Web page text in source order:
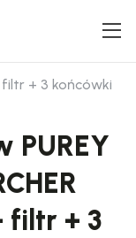
filtr + 3 końcówki
PUREY
filtr + 3